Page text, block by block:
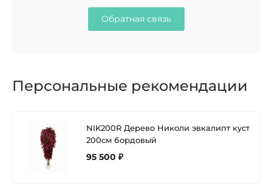
Обратная связь
Персональные рекомендации
NIK200R Дерево Николи эвкалипт куст
200см бордовый
95 500 ₽